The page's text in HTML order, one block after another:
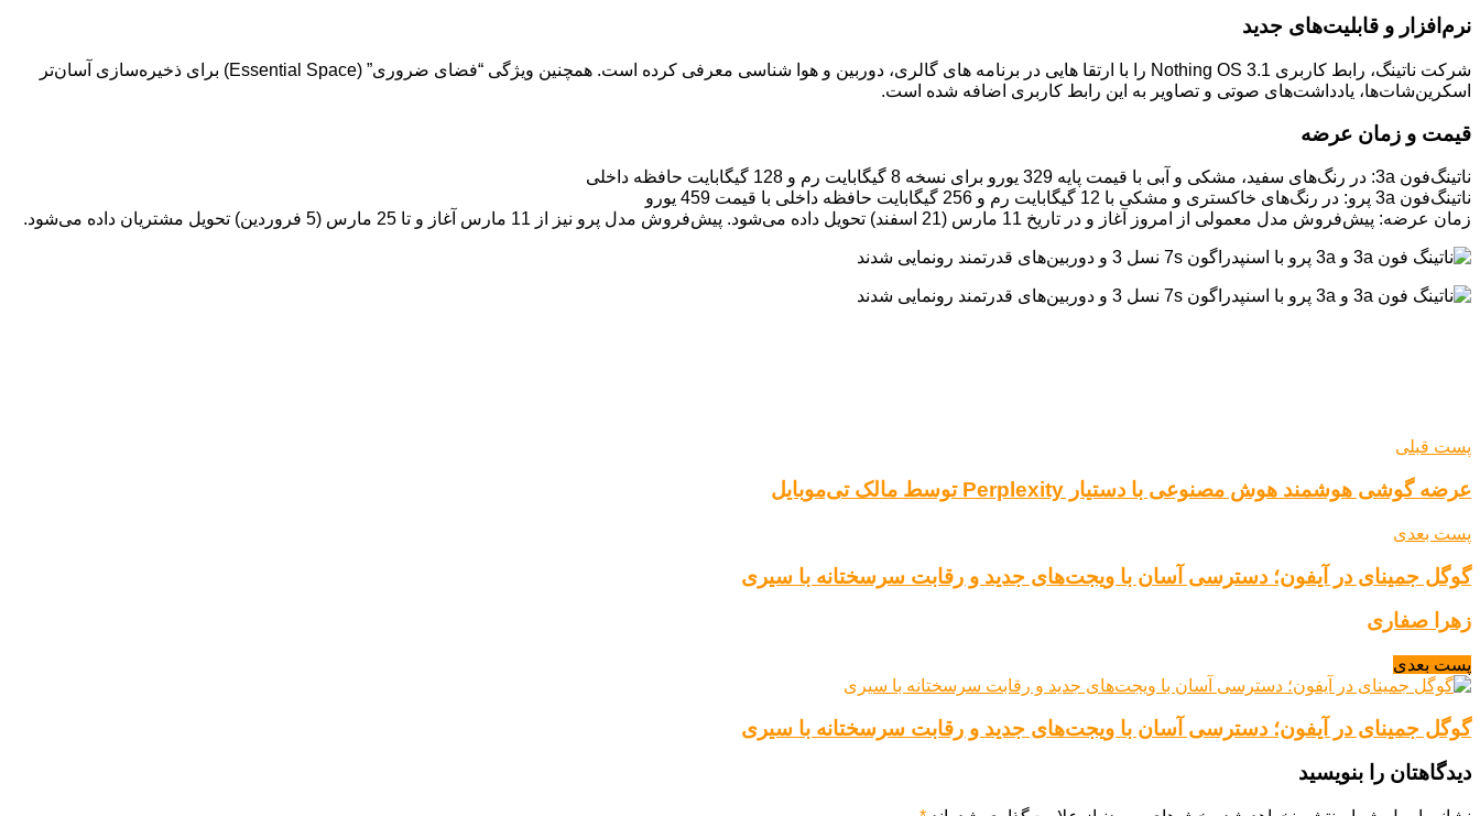
نرم‌افزار و قابلیت‌های جدید
شرکت ناتینگ، رابط کاربری Nothing OS 3.1 را با ارتقا هایی در برنامه های گالری، دوربین و هوا شناسی معرفی کرده است. همچنین ویژگی “فضای ضروری” (Essential Space) برای ذخیره‌سازی آسان‌تر
اسکرین‌شات‌ها، یادداشت‌های صوتی و تصاویر به این رابط کاربری اضافه شده است.
قیمت و زمان عرضه
ناتینگ‌فون 3a: در رنگ‌های سفید، مشکی و آبی با قیمت پایه 329 یورو برای نسخه 8 گیگابایت رم و 128 گیگابایت حافظه داخلی
ناتینگ‌فون 3a پرو: در رنگ‌های خاکستری و مشکی با 12 گیگابایت رم و 256 گیگابایت حافظه داخلی با قیمت 459 یورو
زمان عرضه: پیش‌فروش مدل معمولی از امروز آغاز و در تاریخ 11 مارس (21 اسفند) تحویل داده می‌شود. پیش‌فروش مدل پرو نیز از 11 مارس آغاز و تا 25 مارس (5 فروردین) تحویل مشتریان داده می‌شود.
پست قبلی
عرضه گوشی هوشمند هوش مصنوعی با دستیار Perplexity توسط مالک تی‌موبایل
پست بعدی
گوگل جمینای در آیفون؛ دسترسی آسان با ویجت‌های جدید و رقابت سرسختانه با سیری
زهرا صفاری
پست بعدی
گوگل جمینای در آیفون؛ دسترسی آسان با ویجت‌های جدید و رقابت سرسختانه با سیری
دیدگاهتان را بنویسید